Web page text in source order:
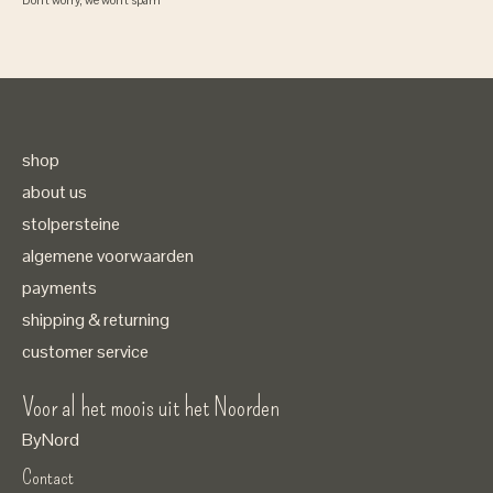
shop
about us
stolpersteine
algemene voorwaarden
payments
shipping & returning
customer service
Voor al het moois uit het Noorden
ByNord
Contact